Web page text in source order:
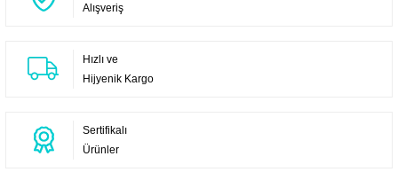
Alışveriş
Hızlı ve
Hijyenik Kargo
Sertifikalı
Ürünler